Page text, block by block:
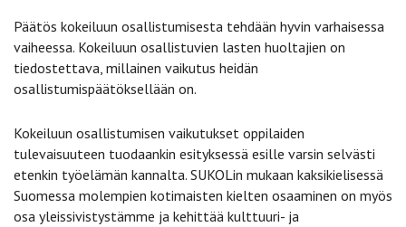
Päätös kokeiluun osallistumisesta tehdään hyvin varhaisessa
vaiheessa. Kokeiluun osallistuvien lasten huoltajien on
tiedostettava, millainen vaikutus heidän
osallistumispäätöksellään on.
Kokeiluun osallistumisen vaikutukset oppilaiden
tulevaisuuteen tuodaankin esityksessä esille varsin selvästi
etenkin työelämän kannalta. SUKOLin mukaan kaksikielisessä
Suomessa molempien kotimaisten kielten osaaminen on myös
osa yleissivistystämme ja kehittää kulttuuri- ja